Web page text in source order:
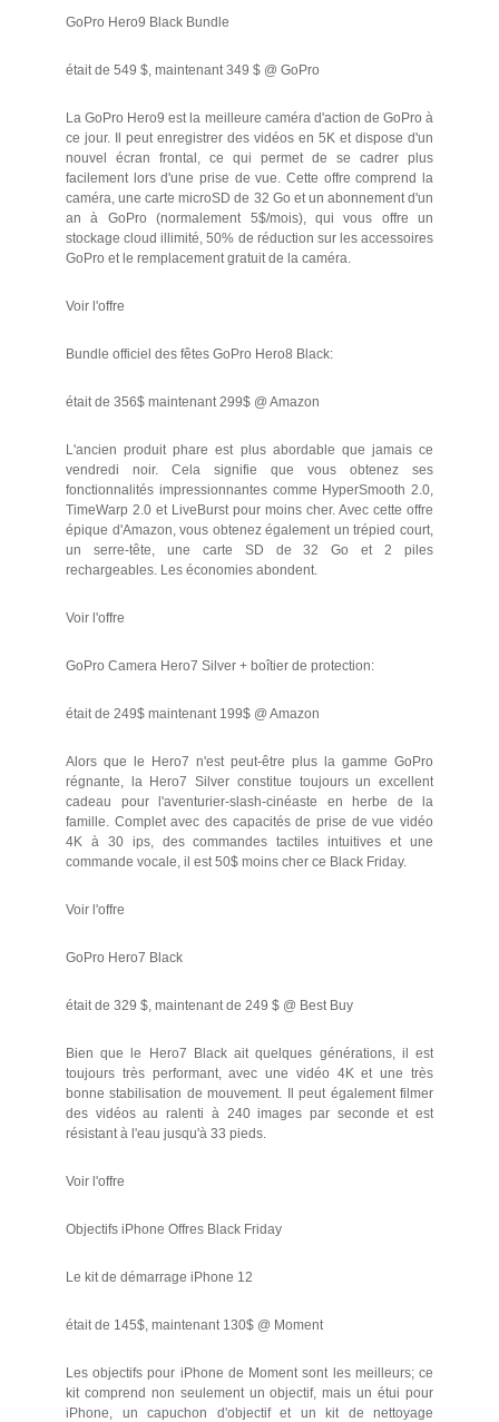
GoPro Hero9 Black Bundle
était de 549 $, maintenant 349 $ @ GoPro
La GoPro Hero9 est la meilleure caméra d'action de GoPro à
ce jour. Il peut enregistrer des vidéos en 5K et dispose d'un
nouvel écran frontal, ce qui permet de se cadrer plus
facilement lors d'une prise de vue. Cette offre comprend la
caméra, une carte microSD de 32 Go et un abonnement d'un
an à GoPro (normalement 5$/mois), qui vous offre un
stockage cloud illimité, 50% de réduction sur les accessoires
GoPro et le remplacement gratuit de la caméra.
Voir l'offre
Bundle officiel des fêtes GoPro Hero8 Black:
était de 356$ maintenant 299$ @ Amazon
L'ancien produit phare est plus abordable que jamais ce
vendredi noir. Cela signifie que vous obtenez ses
fonctionnalités impressionnantes comme HyperSmooth 2.0,
TimeWarp 2.0 et LiveBurst pour moins cher. Avec cette offre
épique d'Amazon, vous obtenez également un trépied court,
un serre-tête, une carte SD de 32 Go et 2 piles
rechargeables. Les économies abondent.
Voir l'offre
GoPro Camera Hero7 Silver + boîtier de protection:
était de 249$ maintenant 199$ @ Amazon
Alors que le Hero7 n'est peut-être plus la gamme GoPro
régnante, la Hero7 Silver constitue toujours un excellent
cadeau pour l'aventurier-slash-cinéaste en herbe de la
famille. Complet avec des capacités de prise de vue vidéo
4K à 30 ips, des commandes tactiles intuitives et une
commande vocale, il est 50$ moins cher ce Black Friday.
Voir l'offre
GoPro Hero7 Black
était de 329 $, maintenant de 249 $ @ Best Buy
Bien que le Hero7 Black ait quelques générations, il est
toujours très performant, avec une vidéo 4K et une très
bonne stabilisation de mouvement. Il peut également filmer
des vidéos au ralenti à 240 images par seconde et est
résistant à l'eau jusqu'à 33 pieds.
Voir l'offre
Objectifs iPhone Offres Black Friday
Le kit de démarrage iPhone 12
était de 145$, maintenant 130$ @ Moment
Les objectifs pour iPhone de Moment sont les meilleurs; ce
kit comprend non seulement un objectif, mais un étui pour
iPhone, un capuchon d'objectif et un kit de nettoyage